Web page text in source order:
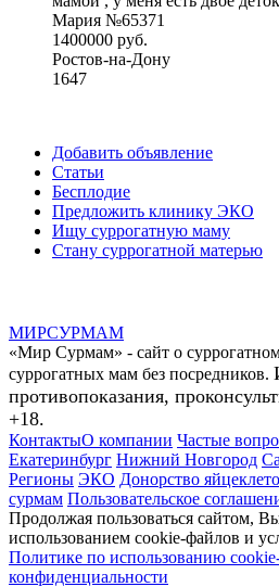
Мария №65371
1400000 руб.
Ростов-на-Дону
1647
Добавить объявление
Статьи
Бесплодие
Предложить клинику ЭКО
Ищу суррогатную маму
Стану суррогатной матерью
МИРСУРМАМ
«Мир Сурмам» - сайт о
суррогатных мам без посредников.
противопоказания,
+18.
КонтактыО компании Частые
Екатеринбург Нижний Новгород
Регионы ЭКО Донорство
сурмам Пользовательское
Продолжая пользоваться сайтом,
использованием cookie-файлов и
Политике по использованию
конфиденциальности